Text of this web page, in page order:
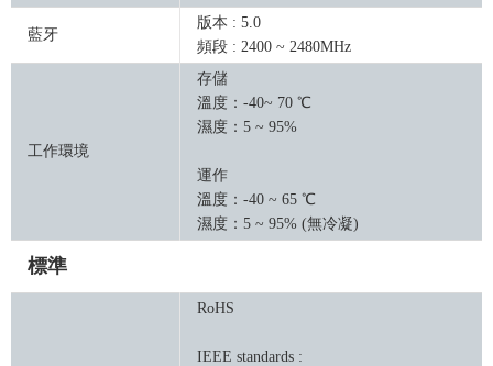
藍牙
版本 : 5.0
頻段 : 2400 ~ 2480MHz
工作環境
存儲
溫度：-40~ 70 ℃
濕度：5 ~ 95%
運作
溫度：-40 ~ 65 ℃
濕度：5 ~ 95% (無冷凝)
標準
RoHS
IEEE standards :